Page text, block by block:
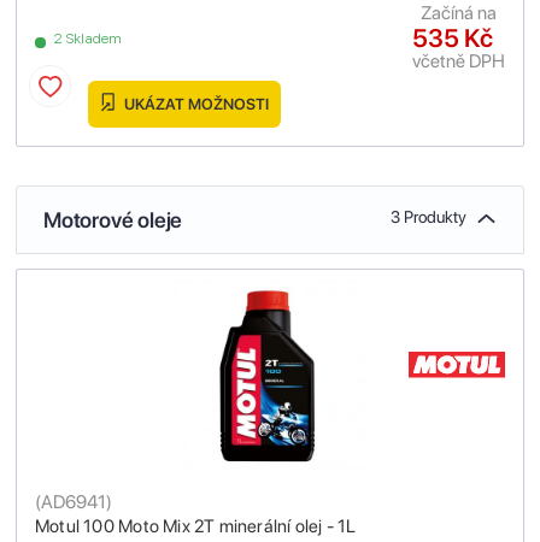
2 Skladem 535 Kč
včetně DPH
Začíná na
UKÁZAT MOŽNOSTI
Motorové oleje 3 Produkty
Motul 100 Moto Mix 2T minerální olej - 1L
(AD6941)